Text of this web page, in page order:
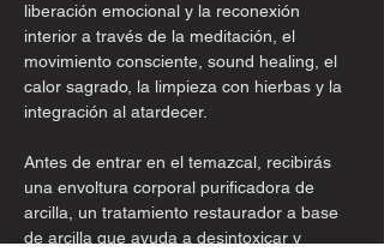
liberación emocional y la reconexión
interior a través de la meditación, el
movimiento consciente, sound healing, el
calor sagrado, la limpieza con hierbas y la
integración al atardecer.
Antes de entrar en el temazcal, recibirás
una envoltura corporal purificadora de
arcilla, un tratamiento restaurador a base
de arcilla que ayuda a desintoxicar y